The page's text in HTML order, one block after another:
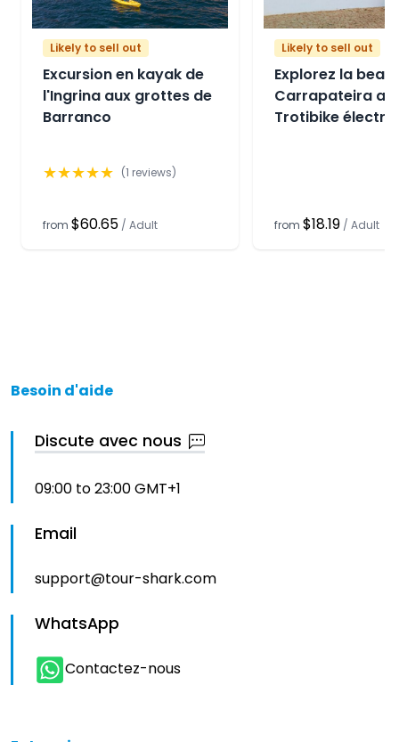
Likely to sell out
Excursion en kayak de
l'Ingrina aux grottes de
Barranco
★★★★★ (1 reviews)
from $60.65 / Adult
Likely to sell out
Explorez la
Carrapateira
Trotibike
from $18.19 / Adult
Besoin d'aide
Discute avec nous
09:00 to 23:00 GMT+1
Email
support@tour-shark.com
WhatsApp
Contactez-nous